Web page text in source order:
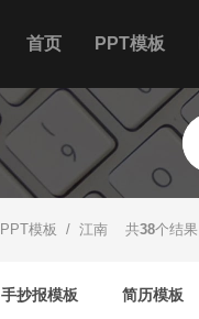
首页 PPT模板
PPT模板 / 江南 共38个结果
手抄报模板 简历模板